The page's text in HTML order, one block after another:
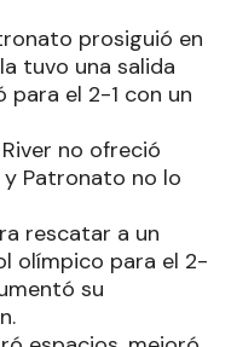
prosiguió en
tuvo una salida
para el 2-1 con un
no ofreció
Patronato no lo
rescatar a un
olímpico para el 2-
su